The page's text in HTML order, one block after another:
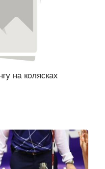
на колясках